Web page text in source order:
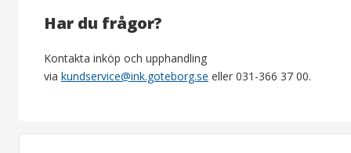
Har du frågor?
Kontakta inköp och upphandling
via kundservice@ink.goteborg.se eller 031-366 37 00.